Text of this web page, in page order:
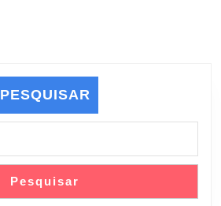
PESQUISAR
Pesquisar